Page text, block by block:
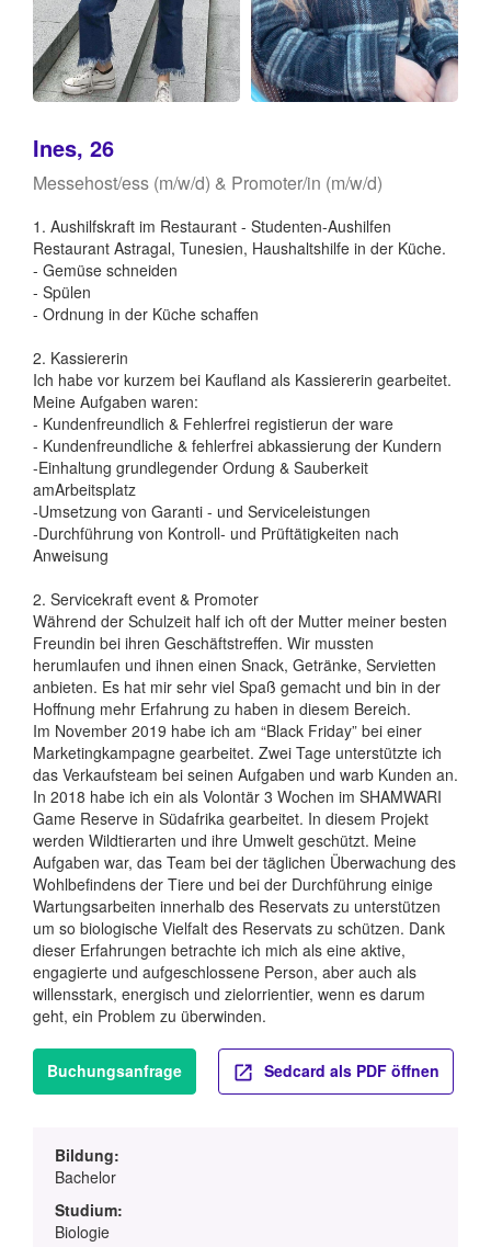
Ines, 26
Messehost/ess (m/w/d) & Promoter/in (m/w/d)
1. Aushilfskraft im Restaurant - Studenten-Aushilfen
Restaurant Astragal, Tunesien, Haushaltshilfe in der Küche.
- Gemüse schneiden
- Spülen
- Ordnung in der Küche schaffen
2. Kassiererin
Ich habe vor kurzem bei Kaufland als Kassiererin gearbeitet.
Meine Aufgaben waren:
- Kundenfreundlich & Fehlerfrei registierun der ware
- Kundenfreundliche & fehlerfrei abkassierung der Kundern
-Einhaltung grundlegender Ordung & Sauberkeit
amArbeitsplatz
-Umsetzung von Garanti - und Serviceleistungen
-Durchführung von Kontroll- und Prüftätigkeiten nach
Anweisung
2. Servicekraft event & Promoter
Während der Schulzeit half ich oft der Mutter meiner besten
Freundin bei ihren Geschäftstreffen. Wir mussten
herumlaufen und ihnen einen Snack, Getränke, Servietten
anbieten. Es hat mir sehr viel Spaß gemacht und bin in der
Hoffnung mehr Erfahrung zu haben in diesem Bereich.
Im November 2019 habe ich am “Black Friday” bei einer
Marketingkampagne gearbeitet. Zwei Tage unterstützte ich
das Verkaufsteam bei seinen Aufgaben und warb Kunden an.
In 2018 habe ich ein als Volontär 3 Wochen im SHAMWARI
Game Reserve in Südafrika gearbeitet. In diesem Projekt
werden Wildtierarten und ihre Umwelt geschützt. Meine
Aufgaben war, das Team bei der täglichen Überwachung des
Wohlbefindens der Tiere und bei der Durchführung einige
Wartungsarbeiten innerhalb des Reservats zu unterstützen
um so biologische Vielfalt des Reservats zu schützen. Dank
dieser Erfahrungen betrachte ich mich als eine aktive,
engagierte und aufgeschlossene Person, aber auch als
willensstark, energisch und zielorrientier, wenn es darum
geht, ein Problem zu überwinden.
Buchungsanfrage Sedcard als PDF öffnen
Bildung:
Bachelor
Studium:
Biologie